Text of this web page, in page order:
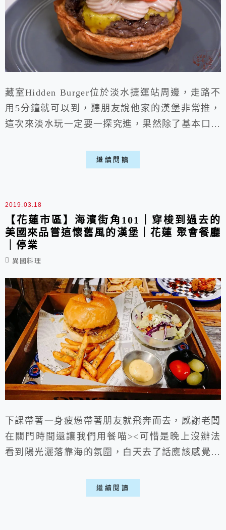
藏室Hidden Burger位於淡水捷運站周邊，走路不
用5分鐘就可以到，聽朋友說他家的漢堡非常推，
這次來淡水玩一定要一探究進，果然除了基本口味
相信會有許多驚喜可以挖掘，用的牛肉品質也很
好，是家很讚的淡水美食喵。
繼續閱讀
2019.03.18
【花蓮市區】海濱街角101｜穿梭到過去的
美國來品嘗這懷舊風的漢堡｜花蓮 聚會餐廳
｜停業
異國料理
下課帶著一身疲憊帶著朋友就飛奔而去，感謝老闆
在關門時間還讓我們用餐喵><可惜是晚上沒辦法
看到陽光灑落靠海的氛圍，白天去了話應該感覺更
▽店家地址正如其名是海濱街101號，就在台九縣
靠海往市區的路上。 ▶內部: ▽美式工業風的氛
繼續閱讀